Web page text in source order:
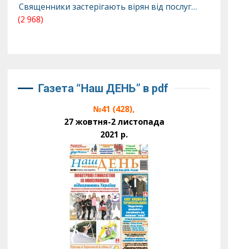
Священники застерігають вірян від послуг…
(2 968)
Газета “Наш ДЕНЬ” в pdf
№41 (428),
27 жовтня-2 листопада
2021 р.